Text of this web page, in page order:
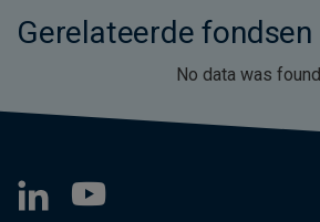
Gerelateerde fondsen
No data was found